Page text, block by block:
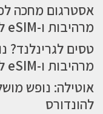
אסטרגום מחכה
מרהיבות ו-eSIM להונגריה
טסים לגרינלנד?
מרהיבות ו-eSIM לדרום גרינלנד
להונדורס